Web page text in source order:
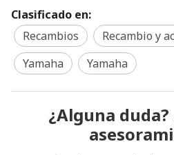
Clasificado en:
Recambios
Recambio y
Yamaha
Yamaha
¿Alguna